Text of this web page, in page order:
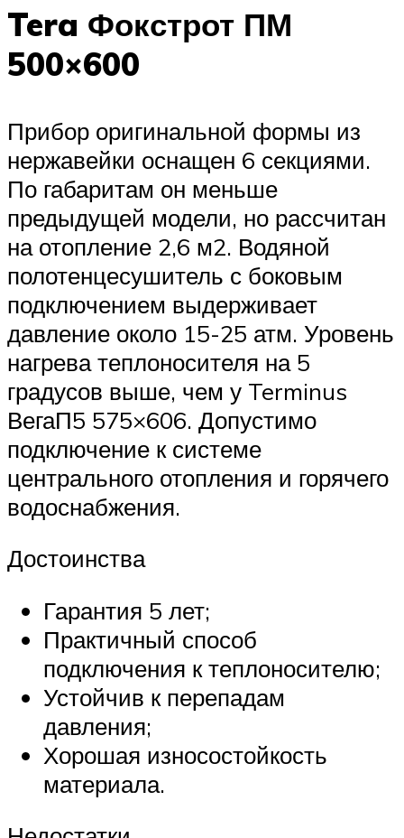
Tera Фокстрот ПМ
500×600
Прибор оригинальной формы из
нержавейки оснащен 6 секциями.
По габаритам он меньше
предыдущей модели, но рассчитан
на отопление 2,6 м2. Водяной
полотенцесушитель с боковым
подключением выдерживает
давление около 15-25 атм. Уровень
нагрева теплоносителя на 5
градусов выше, чем у Terminus
ВегаП5 575×606. Допустимо
подключение к системе
центрального отопления и горячего
водоснабжения.
Достоинства
Гарантия 5 лет;
Практичный способ
подключения к теплоносителю;
Устойчив к перепадам
давления;
Хорошая износостойкость
материала.